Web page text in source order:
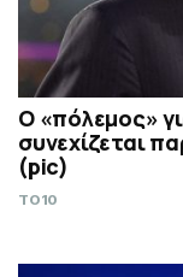
Ο «πόλεμος»
συνεχίζεται
(pic)
TO10